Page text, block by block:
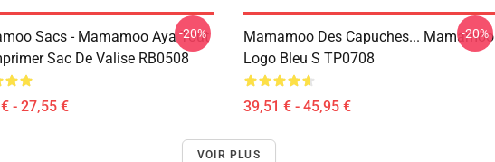
Sacs - Mamamoo Aya Tout
Sac De Valise RB0508
- 27,55 €
-20%
Mamamoo Des Capuches... Mamamoo
Logo Bleu S TP0708
39,51 € - 45,95 €
-20%
VOIR PLUS